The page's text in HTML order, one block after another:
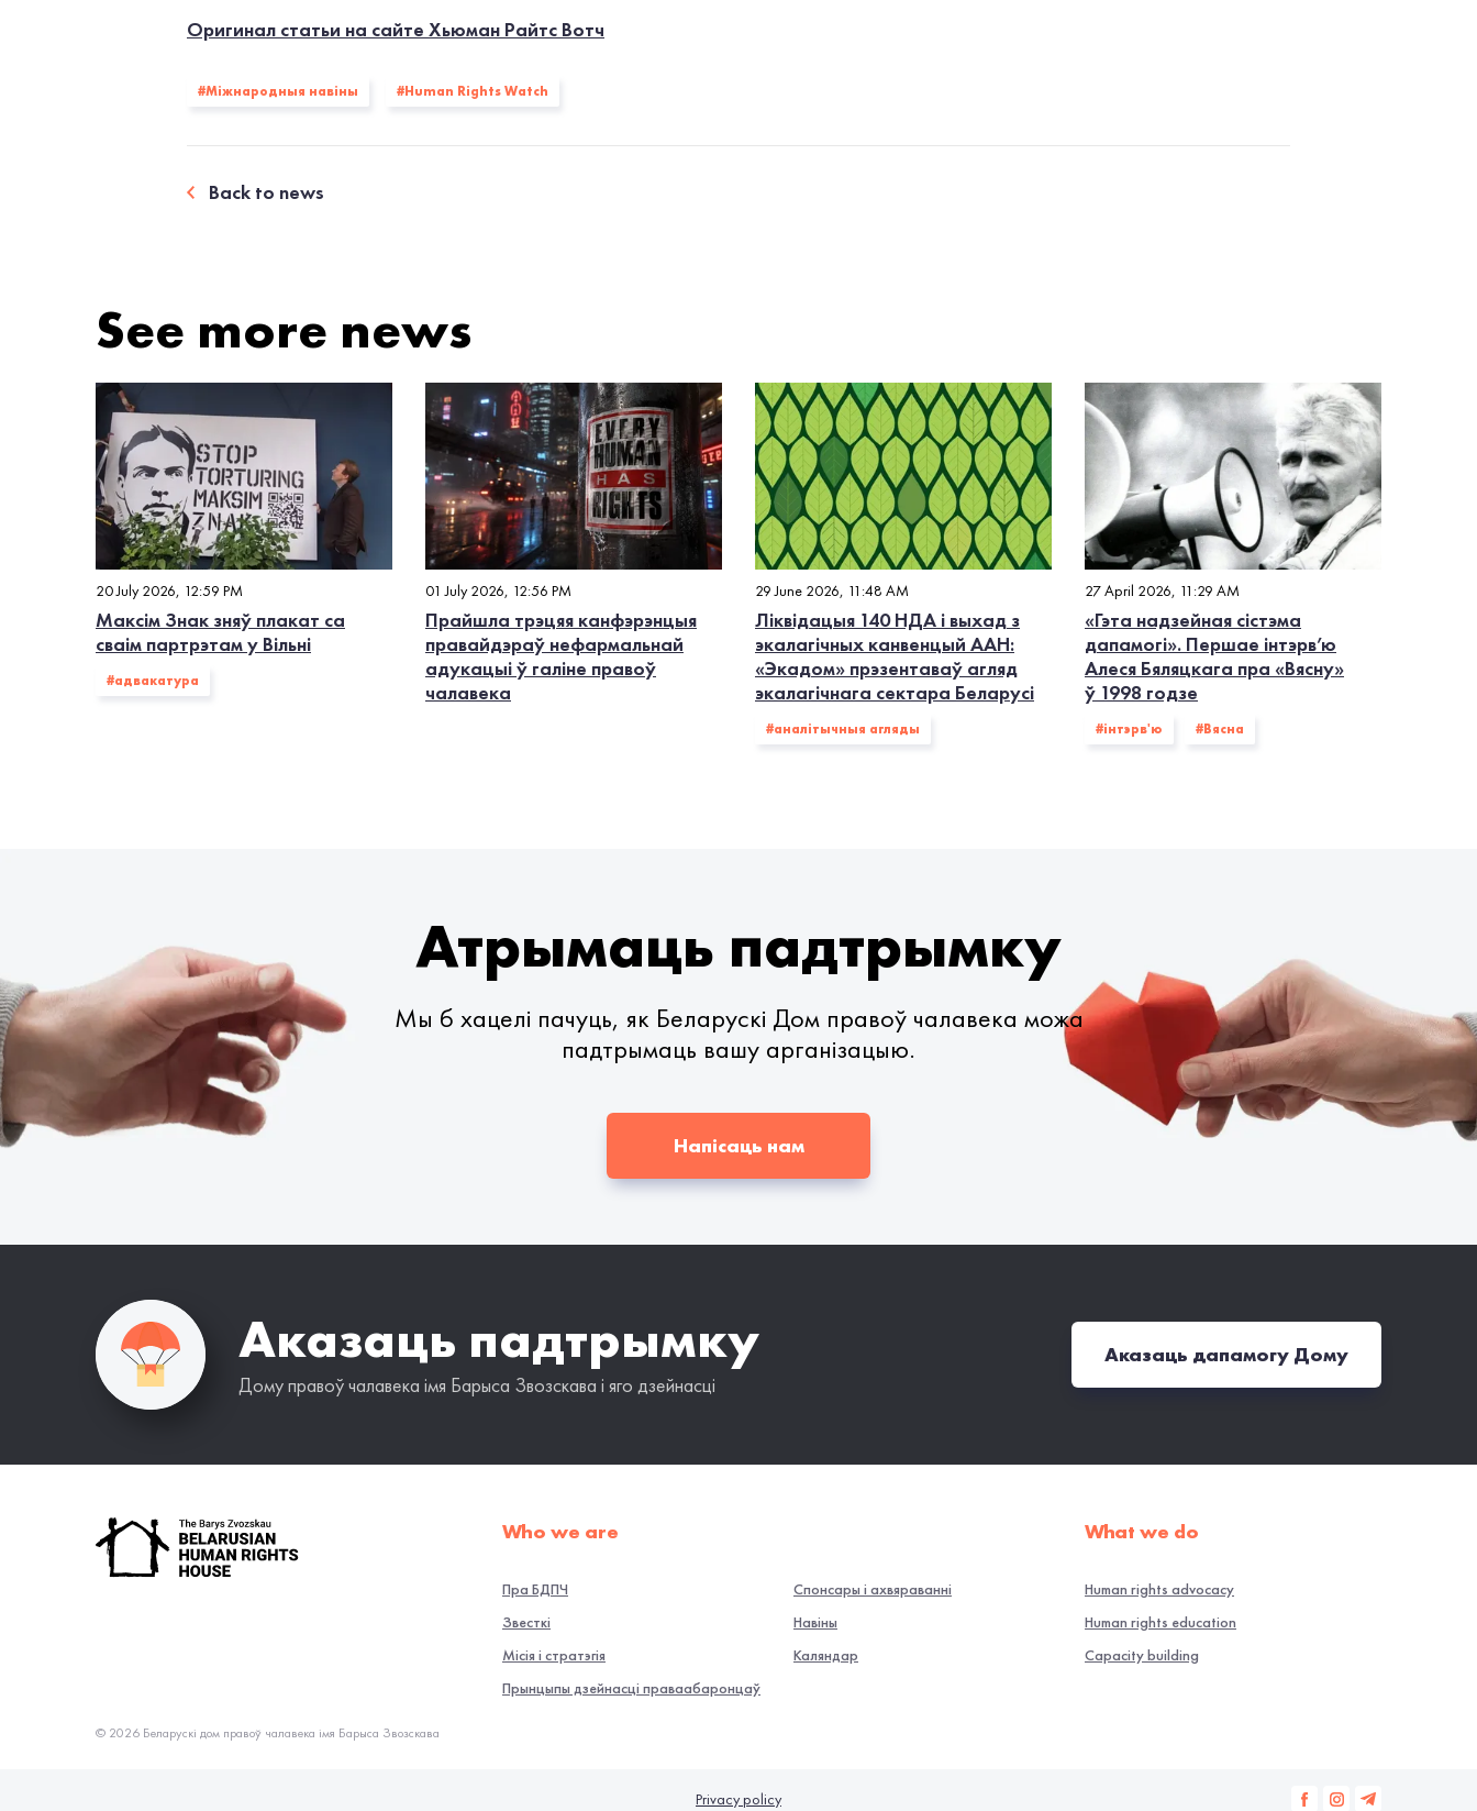
Оригинал статьи на сайте Хьюман Райтс Вотч
#Міжнародныя навіны #Human Rights Watch
Back to news
See more news
20 July 2026, 12:59 PM
Максім Знак зняў плакат са
сваім партрэтам у Вільні
#адвакатура
01 July 2026, 12:56 PM
Прайшла трэцяя канфэрэнцыя
правайдэраў нефармальнай
адукацыі ў галіне правоў
чалавека
29 June 2026, 11:48 AM
Ліквідацыя 140 НДА і выхад з
экалагiчных канвенцый ААН:
«Экадом» прэзентаваў агляд
экалагічнага сектара Беларусі
#аналітычныя агляды
27 April 2026, 11:29 AM
«Гэта надзейная сістэма
дапамогі». Першае інтэрв’ю
Алеся Бяляцкага пра «Вясну»
ў 1998 годзе
#інтэрв'ю #Вясна
Атрымаць падтрымку
Мы б хацелі пачуць, як Беларускі Дом правоў чалавека можа
падтрымаць вашу арганізацыю.
Напісаць нам
Аказаць падтрымку
Дому правоў чалавека імя Барыса Звозскава і яго дзейнасці
Аказаць дапамогу Дому
Who we are
Пра БДПЧ
Звесткі
Місія і стратэгія
Прынцыпы дзейнасці праваабаронцаў
Спонсары і ахвяраванні
Навiны
Каляндар
What we do
Human rights advocacy
Human rights education
Capacity building
© 2026 Беларускі дом правоў чалавека імя Барыса Звозскава
Privacy policy